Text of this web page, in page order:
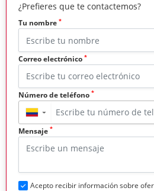
¿Prefieres que te contactemos?
Tu nombre *
Correo electrónico *
Número de teléfono *
▼
Mensaje *
Acepto recibir información sobre